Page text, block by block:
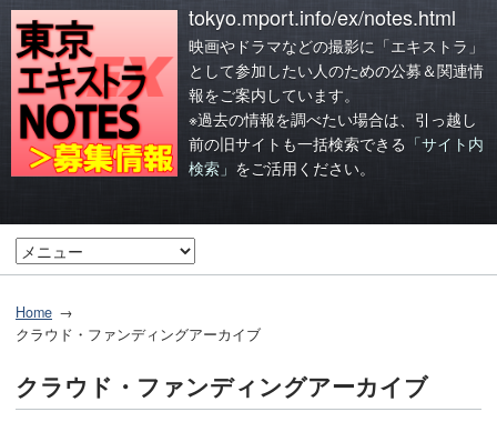
tokyo.mport.info/ex/notes.html
映画やドラマなどの撮影に「エキストラ」
として参加したい人のための公募＆関連情
報をご案内しています。
※過去の情報を調べたい場合は、引っ越し
前の旧サイトも一括検索できる 「サイト内
検索」 をご活用ください。
Home
クラウド・ファンディングアーカイブ
クラウド・ファンディングアーカイブ